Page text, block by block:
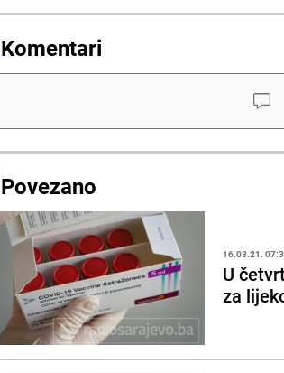
Komentari
Povezano
16.03.21.
U
za